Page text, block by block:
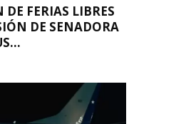
FERIAS LIBRES
DE SENADORA